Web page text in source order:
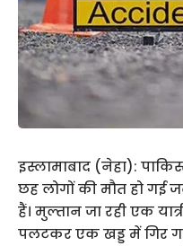
इस्लामाबाद (नेहा):
छह लोगों की मौत हो गई
हैं। मुल्तान जा रही एक
पलटकर एक खड्ड में गिर